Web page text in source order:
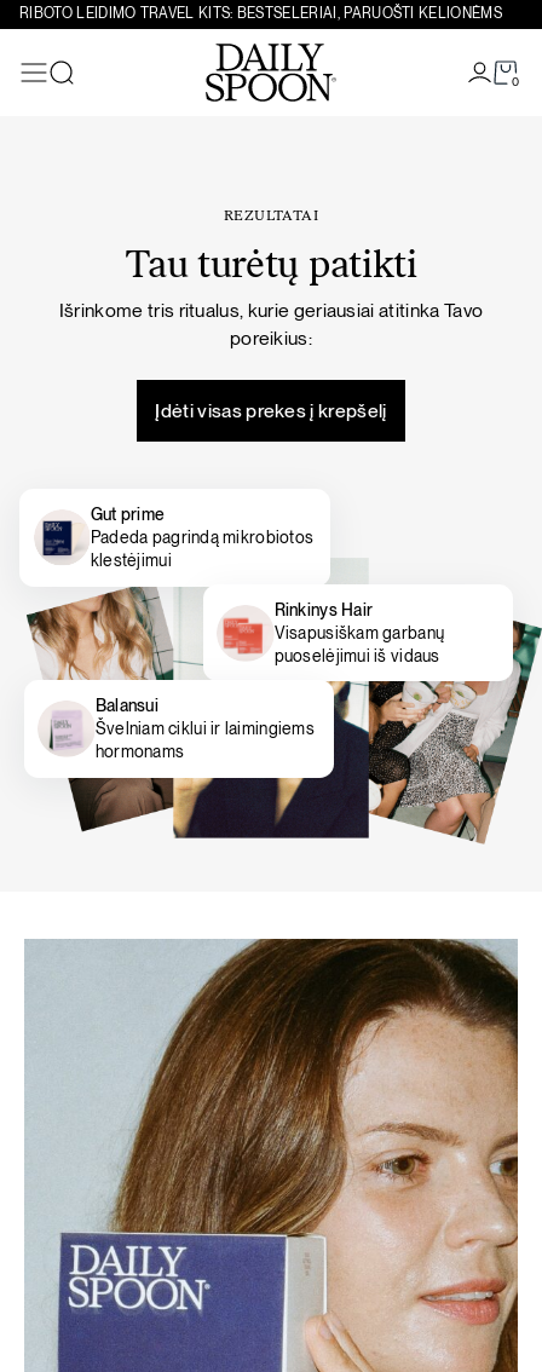
Eiti prie turinio
RIBOTO LEIDIMO TRAVEL KITS: BESTSELERIAI, PARUOŠTI KELIONĖMS
0
REZULTATAI
Tau turėtų patikti
Išrinkome tris ritualus, kurie geriausiai atitinka Tavo
poreikius:
Įdėti visas prekes į krepšelį
Gut prime
Padeda pagrindą mikrobiotos
klestėjimui
Rinkinys Hair
Visapusiškam garbanų
puoselėjimui iš vidaus
Balansui
Švelniam ciklui ir laimingiems
hormonams